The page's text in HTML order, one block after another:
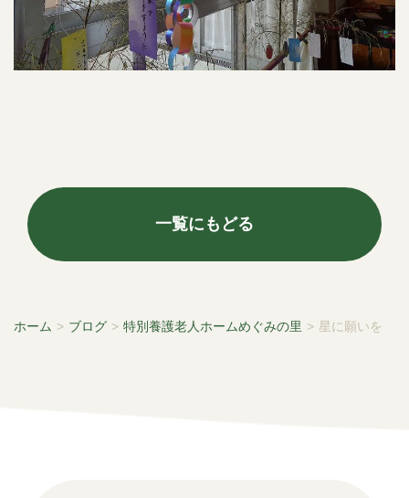
一覧にもどる
ホーム > ブログ > 特別養護老人ホームめぐみの里 > 星に願いを